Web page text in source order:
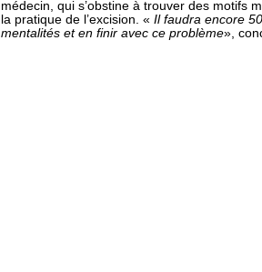
médecin, qui s’obstine à trouver des motifs
la pratique de l’excision. « Il faudra encore
mentalités et en finir avec ce problème»,